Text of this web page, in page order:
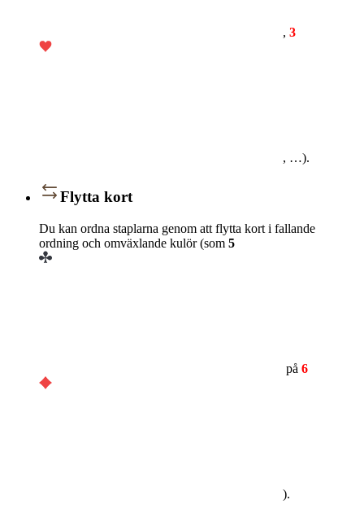
, 3
, …).
Flytta kort
Du kan ordna staplarna genom att flytta kort i fallande
ordning och omväxlande kulör (som 5
på 6
).